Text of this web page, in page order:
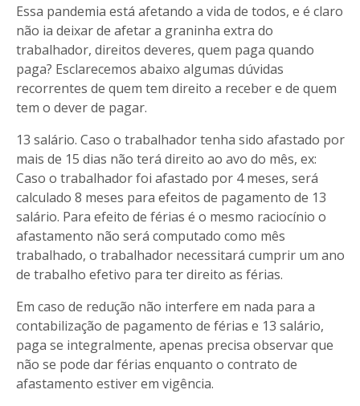
Essa pandemia está afetando a vida de todos, e é claro
não ia deixar de afetar a graninha extra do
trabalhador, direitos deveres, quem paga quando
paga? Esclarecemos abaixo algumas dúvidas
recorrentes de quem tem direito a receber e de quem
tem o dever de pagar.
13 salário. Caso o trabalhador tenha sido afastado por
mais de 15 dias não terá direito ao avo do mês, ex:
Caso o trabalhador foi afastado por 4 meses, será
calculado 8 meses para efeitos de pagamento de 13
salário. Para efeito de férias é o mesmo raciocínio o
afastamento não será computado como mês
trabalhado, o trabalhador necessitará cumprir um ano
de trabalho efetivo para ter direito as férias.
Em caso de redução não interfere em nada para a
contabilização de pagamento de férias e 13 salário,
paga se integralmente, apenas precisa observar que
não se pode dar férias enquanto o contrato de
afastamento estiver em vigência.